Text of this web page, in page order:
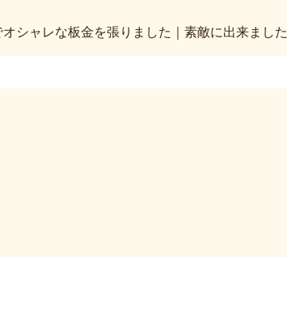
シャレな板金を張りました｜素敵に出来ました